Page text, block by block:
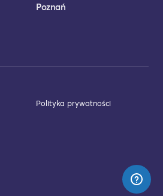
Poznań
Polityka prywatności